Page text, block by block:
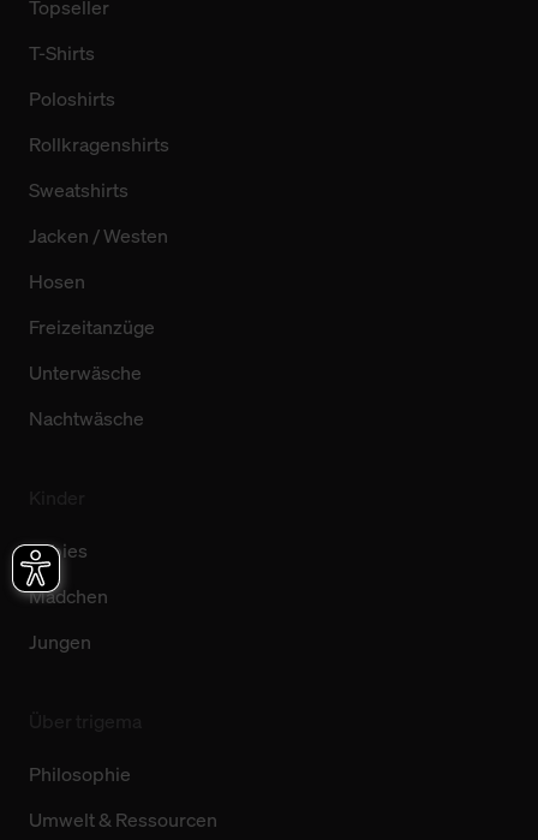
Topseller
T-Shirts
Poloshirts
Rollkragenshirts
Sweatshirts
Jacken / Westen
Hosen
Freizeitanzüge
Unterwäsche
Nachtwäsche
Babies
Mädchen
Jungen
Philosophie
Umwelt & Ressourcen